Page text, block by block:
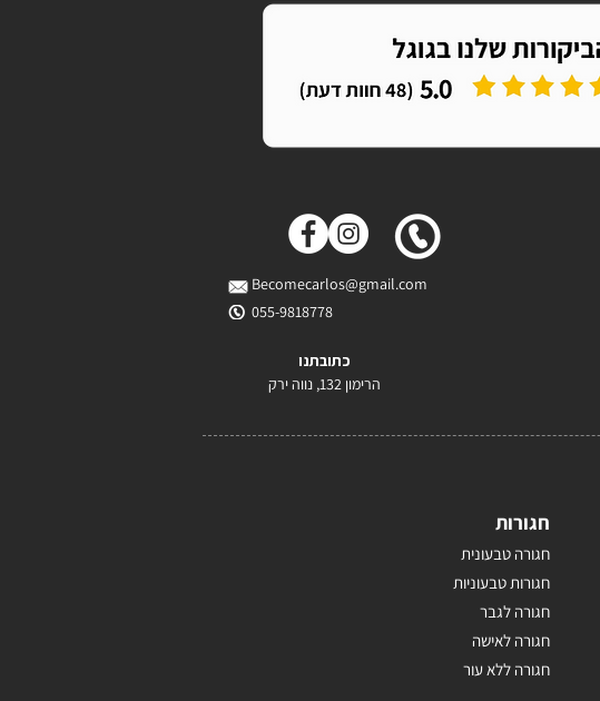
Becomecarlos@gmail.com
055-9818778
כתובתנו
הרימון 132, נווה ירק
חגורות
חגורה טבעונית
חגורות טבעוניות
חגורה לגבר
חגורה לאישה
חגורה ללא עור